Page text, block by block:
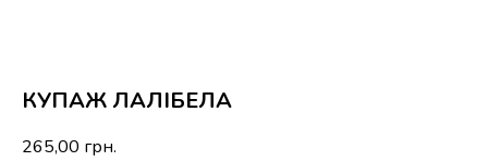
КУПАЖ ЛАЛІБЕЛА
265,00 грн.